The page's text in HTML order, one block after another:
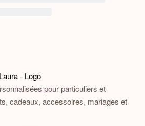
pour particuliers et
cadeaux, accessoires, mariages et